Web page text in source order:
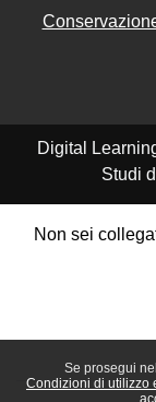
Se prosegui
Condizioni di utilizzo
Digital
Studi
Non sei